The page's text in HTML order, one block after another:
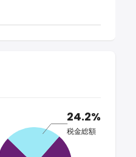
24.2%
税金総額